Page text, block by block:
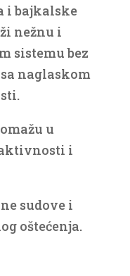
i bajkalske
nežnu i
sistemu bez
naglaskom
u
i
sudove i
oštećenja.